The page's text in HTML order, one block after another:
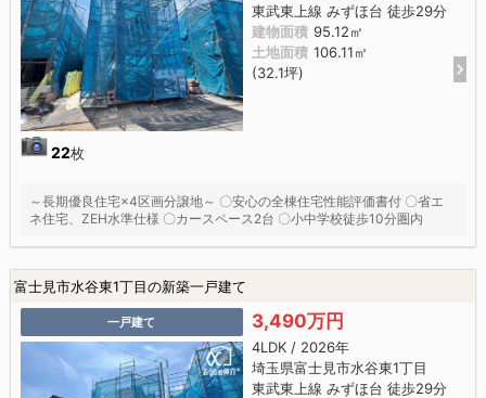
22枚
東武東上線 みずほ台 徒歩29分
建物面積 95.12㎡
土地面積 106.11㎡
(32.1坪)
～長期優良住宅×4区画分譲地～ 〇安心の全棟住宅性能評価書付 〇省エ
ネ住宅、ZEH水準仕様 〇カースペース2台 〇小中学校徒歩10分圏内
富士見市水谷東1丁目の新築一戸建て
一戸建て 3,490万円
4LDK / 2026年
埼玉県富士見市水谷東1丁目
東武東上線 みずほ台 徒歩29分